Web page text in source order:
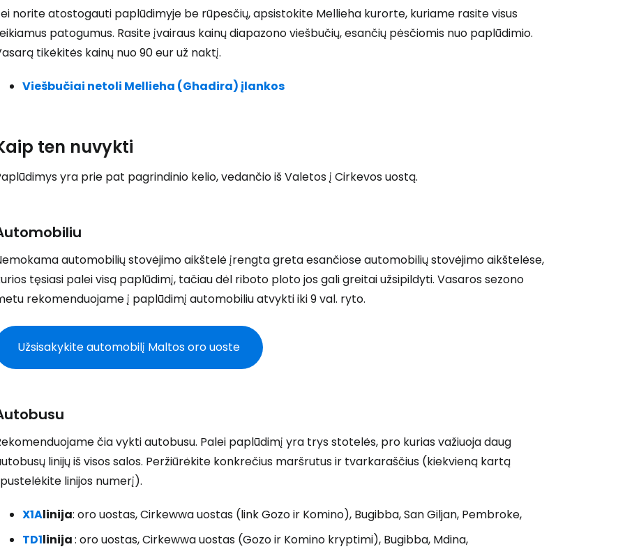
norite atostogauti paplūdimyje be rūpesčių, apsistokite Mellieha kurorte, kuriame rasite visus
patogumus. Rasite įvairaus kainų diapazono viešbučių, esančių pėsčiomis nuo paplūdimio.
tikėkitės kainų nuo 90 eur už naktį.
Viešbučiai netoli Mellieha (Ghadira) įlankos
ten nuvykti
yra prie pat pagrindinio kelio, vedančio iš Valetos į Cirkevos uostą.
automobilių stovėjimo aikštelė įrengta greta esančiose automobilių stovėjimo aikštelėse,
tęsiasi palei visą paplūdimį, tačiau dėl riboto ploto jos gali greitai užsipildyti. Vasaros sezono
rekomenduojame į paplūdimį automobiliu atvykti iki 9 val. ryto.
Užsisakykite automobilį Maltos oro uoste
čia vykti autobusu. Palei paplūdimį yra trys stotelės, pro kurias važiuoja daug
linijų iš visos salos. Peržiūrėkite konkrečius maršrutus ir tvarkaraščius (kiekvieną kartą
linijos numerį).
X1Alinija: oro uostas, Cirkewwa uostas (link Gozo ir Komino), Bugibba, San Giljan, Pembroke,
TD1linija: oro uostas, Cirkewwa uostas (Gozo ir Komino kryptimi), Bugibba, Mdina,
Prisijunkite prie Cestee
Tęsti su Google